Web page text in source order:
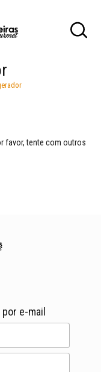
favor, tente com outros
e-mail